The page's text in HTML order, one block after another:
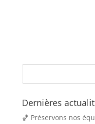
Dernières
🏀 Préservons nos